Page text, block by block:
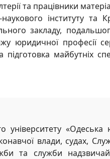
та працівники
інституту та
закладу,
юридичної професії
майбутніх
університету
влади, судах,
та служби